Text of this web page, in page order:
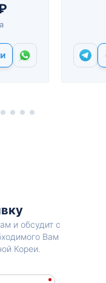
и обсудит с
Вам
Кореи.